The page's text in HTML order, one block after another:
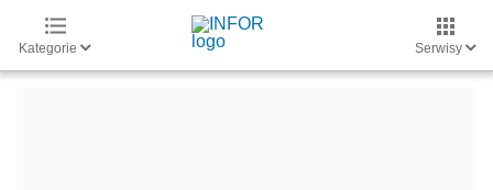
Kategorie Serwisy